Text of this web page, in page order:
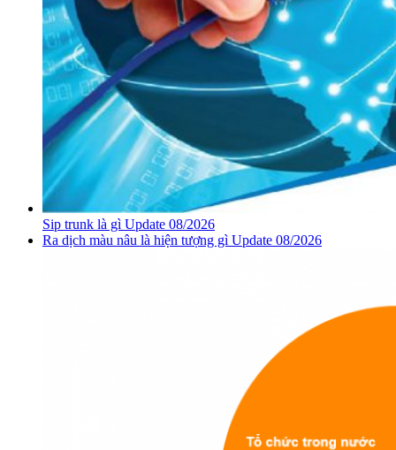
Sip trunk là gì Update 08/2026
Ra dịch màu nâu là hiện tượng gì Update 08/2026